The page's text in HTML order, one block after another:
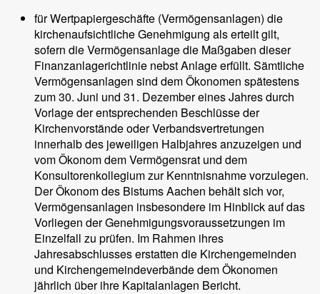
für Wertpapiergeschäfte (Vermögensanlagen) die
kirchenaufsichtliche Genehmigung als erteilt gilt,
sofern die Vermögensanlage die Maßgaben dieser
Finanzanlagerichtlinie nebst Anlage erfüllt. Sämtliche
Vermögensanlagen sind dem Ökonomen spätestens
zum 30. Juni und 31. Dezember eines Jahres durch
Vorlage der entsprechenden Beschlüsse der
Kirchenvorstände oder Verbandsvertretungen
innerhalb des jeweiligen Halbjahres anzuzeigen und
vom Ökonom dem Vermögensrat und dem
Konsultorenkollegium zur Kenntnisnahme vorzulegen.
Der Ökonom des Bistums Aachen behält sich vor,
Vermögensanlagen insbesondere im Hinblick auf das
Vorliegen der Genehmigungsvoraussetzungen im
Einzelfall zu prüfen. Im Rahmen ihres
Jahresabschlusses erstatten die Kirchengemeinden
und Kirchengemeindeverbände dem Ökonomen
jährlich über ihre Kapitalanlagen Bericht.